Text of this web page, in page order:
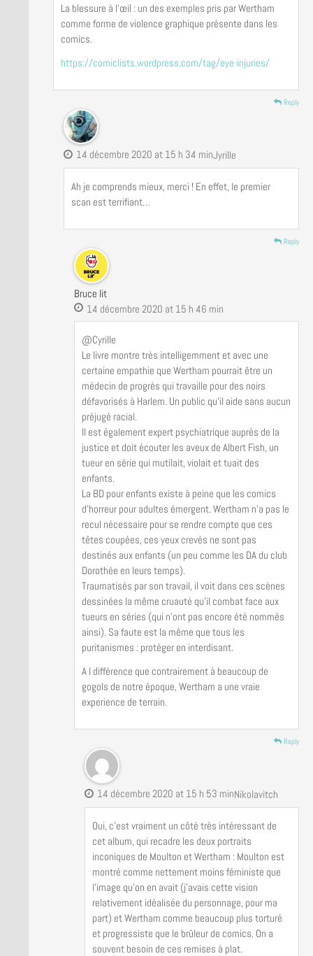
La blessure à l’œil : un des exemples pris par Wertham
comme forme de violence graphique présente dans les
comics.
https://comiclists.wordpress.com/tag/eye-injuries/
Reply
Jyrille
14 décembre 2020 at 15 h 34 min
Ah je comprends mieux, merci ! En effet, le premier
scan est terrifiant…
Reply
Bruce lit
14 décembre 2020 at 15 h 46 min
@Cyrille
Le livre montre très intelligemment et avec une
certaine empathie que Wertham pourrait être un
médecin de progrès qui travaille pour des noirs
défavorisés à Harlem. Un public qu’il aide sans aucun
préjugé racial.
Il est également expert psychiatrique auprès de la
justice et doit écouter les aveux de Albert Fish, un
tueur en série qui mutilait, violait et tuait des
enfants.
La BD pour enfants existe à peine que les comics
d’horreur pour adultes émergent. Wertham n’a pas le
recul nécessaire pour se rendre compte que ces
têtes coupées, ces yeux crevés ne sont pas
destinés aux enfants (un peu comme les DA du club
Dorothée en leurs temps).
Traumatisés par son travail, il voit dans ces scènes
dessinées la même cruauté qu’il combat face aux
tueurs en séries (qui n’ont pas encore été nommés
ainsi). Sa faute est la même que tous les
puritanismes : protéger en interdisant.
A l différence que contrairement à beaucoup de
gogols de notre époque, Wertham a une vraie
experience de terrain.
Reply
Nikolavitch
14 décembre 2020 at 15 h 53 min
Oui, c’est vraiment un côté très intéressant de
cet album, qui recadre les deux portraits
inconiques de Moulton et Wertham : Moulton est
montré comme nettement moins féministe que
l’image qu’on en avait (j’avais cette vision
relativement idéalisée du personnage, pour ma
part) et Wertham comme beaucoup plus torturé
et progressiste que le brûleur de comics. On a
souvent besoin de ces remises à plat.